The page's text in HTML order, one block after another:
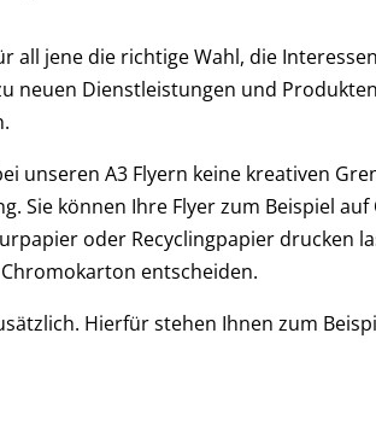
all jene die richtige Wahl, die
neuen Dienstleistungen und
unseren A3 Flyern keine kreativen
Sie können Ihre Flyer zum Beispiel
oder Recyclingpapier drucken
entscheiden.
Hierfür stehen Ihnen zum